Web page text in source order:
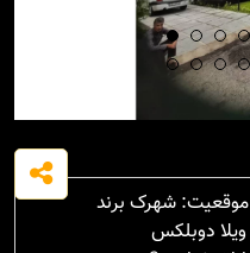
موقعیت: شهرک برند
ویلا دوبلکس